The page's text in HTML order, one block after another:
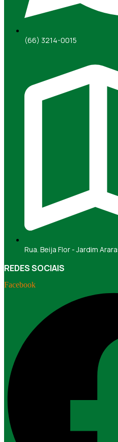
(66) 3214-0015
Rua. Beija Flor - Jardim
REDES SOCIAIS
Facebook